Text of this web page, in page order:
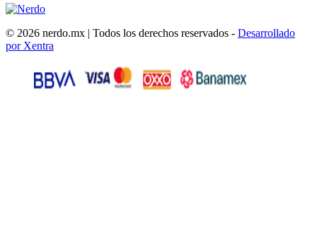
© 2026 nerdo.mx | Todos los derechos reservados - Desarrollado
por Xentra